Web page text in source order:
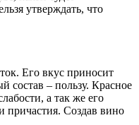
утверждать, что
Его вкус приносит
состав – пользу. Красное
а так же его
причастия. Создав вино